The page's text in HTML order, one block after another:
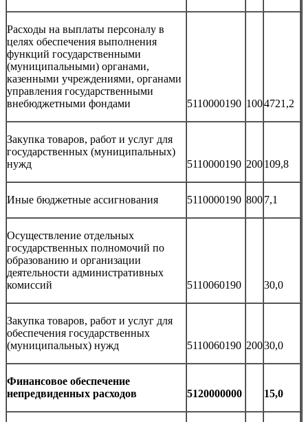
Расходы на выплаты персоналу в
целях обеспечения выполнения
функций государственными
(муниципальными) органами,
казенными учреждениями, органами
управления государственными
внебюджетными фондами
5110000190 1004721,2
Закупка товаров, работ и услуг для
государственных (муниципальных)
нужд
5110000190 200109,8
Иные бюджетные ассигнования 5110000190 8007,1
Осуществление отдельных
государственных полномочий по
образованию и организации
деятельности административных
комиссий
5110060190 30,0
Закупка товаров, работ и услуг для
обеспечения государственных
(муниципальных) нужд
5110060190 20030,0
Финансовое обеспечение
непредвиденных расходов
5120000000 15,0